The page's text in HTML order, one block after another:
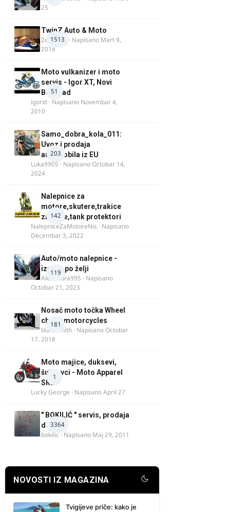
25
1513
TwinZ Auto & Moto
Zeljkamp · Napisano Mart 9,
2018
51
Moto vulkanizer i moto
servis - Igor XT, Novi
Beograd
igorxt · Napisano Novembar 4,
2010
203
Samo_dobra_kola_011:
Uvoz i prodaja
automobila iz EU
Luka9905 · NapisanoOctobar 14,
2024
142
Nalepnice za
motore,skutere,trakice
za felne,tank protektori
NalepniceZaMotoreNis · Napisano
Decembar 3, 2022
119
Auto/moto nalepnice -
izrada po želji
Alexandra995 · Napisano
Octobar 21, 2023
181
Nosač moto točka Wheel
chock motorcycles
blacksmith · NapisanoOctobar
17, 2018
1
Moto majice, duksevi,
šuškavci - Moto Apparel
SRB
Lucky George · NapisanoApril 27
3364
" BOKILIĆ " servis, prodaja
delova
bokilic · Napisano Maj 29, 2011
NOVOSTI IZ MAGAZINA
Tvigijeve priče: kako je